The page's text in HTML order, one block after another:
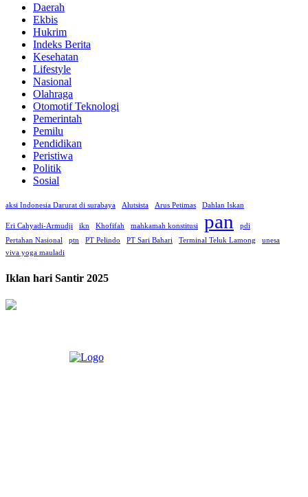
Daerah
Ekbis
Hukrim
Indeks Berita
Kesehatan
Lifestyle
Nasional
Olahraga
Otomotif Teknologi
Pemerintah
Pemilu
Pendidikan
Peristiwa
Politik
Sosial
aksi Indonesia Darurat di surabaya Alutsista Arus Petimas Dahlan Iskan
Eri Cahyadi-Armudji ikn Khofifah mahkamah konstitusi pan
pdi
Pertahan Nasional
ptn PT Pelindo PT Sari Bahari Terminal Teluk Lamong
unesa
viva yoga mauladi
Iklan hari Santir 2025